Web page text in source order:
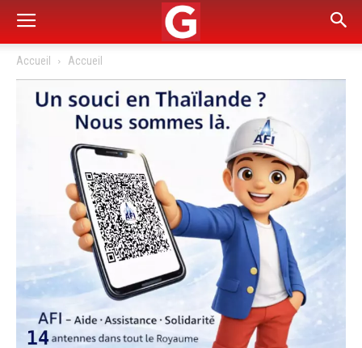
Accueil Accueil